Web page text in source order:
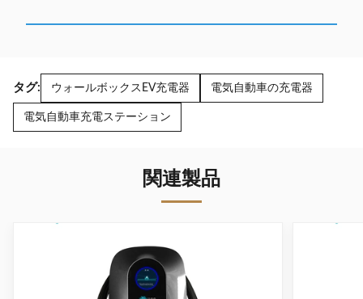
タグ: ウォールボックスEV充電器 電気自動車の充電器
電気自動車充電ステーション
関連製品